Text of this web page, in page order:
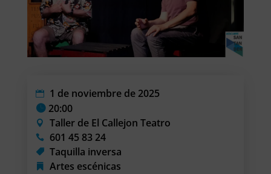
1 de noviembre de 2025
20:00
Taller de El Callejon Teatro
601 45 83 24
Taquilla inversa
Artes escénicas